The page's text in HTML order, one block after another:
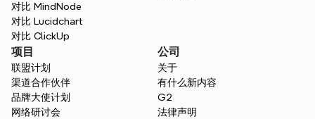
对比 MindNode
对比 Lucidchart
对比 ClickUp
项目
联盟计划
渠道合作伙伴
品牌大使计划
网络研讨会
公司
关于
有什么新内容
G2
法律声明